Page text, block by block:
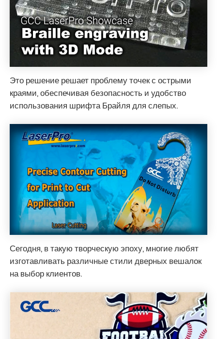
Это решение решает проблему точек с острыми
краями, обеспечивая безопасность и удобство
использования шрифта Брайля для слепых.
Сегодня, в такую ​​творческую эпоху, многие любят
изготавливать различные стили дверных вешалок
на выбор клиентов.